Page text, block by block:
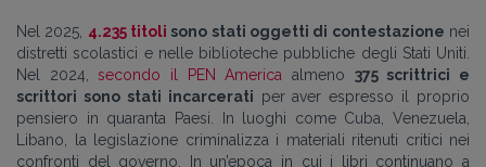
Nel 2025, 4.235 titoli sono stati oggetti di contestazione nei
distretti scolastici e nelle biblioteche pubbliche degli Stati Uniti.
Nel 2024,secondo il PEN America almeno 375 scrittrici e
scrittori sono stati incarcerati per aver espresso il proprio
pensiero in quaranta Paesi. In luoghi come Cuba, Venezuela,
Libano, la legislazione criminalizza i materiali ritenuti critici nei
confronti del governo. In un’epoca in cui i libri continuano a